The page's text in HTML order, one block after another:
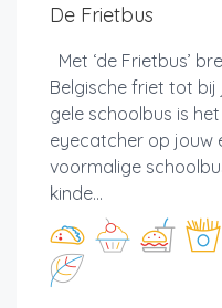
De Frietbus
Met ‘de Frietbus’
Belgische friet tot bij
gele schoolbus is
eyecatcher op jouw
voormalige
kinde...